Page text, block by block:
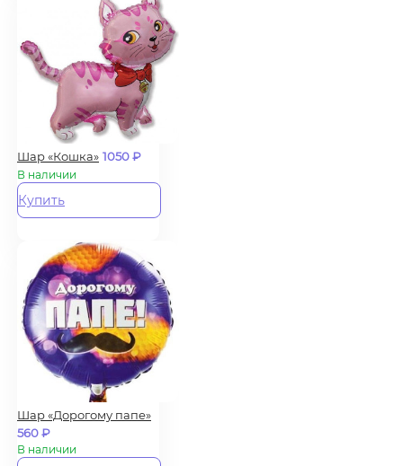
Шар «Кошка» 1050₽
В наличии
Купить
Шар «Дорогому папе»
560₽
В наличии